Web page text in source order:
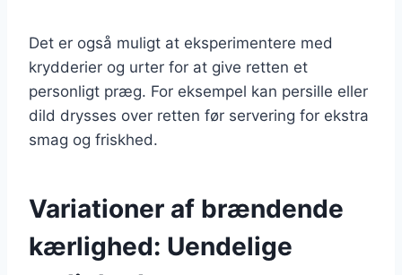
Det er også muligt at eksperimentere med
krydderier og urter for at give retten et
personligt præg. For eksempel kan persille eller
dild drysses over retten før servering for ekstra
smag og friskhed.
Variationer af brændende
kærlighed: Uendelige